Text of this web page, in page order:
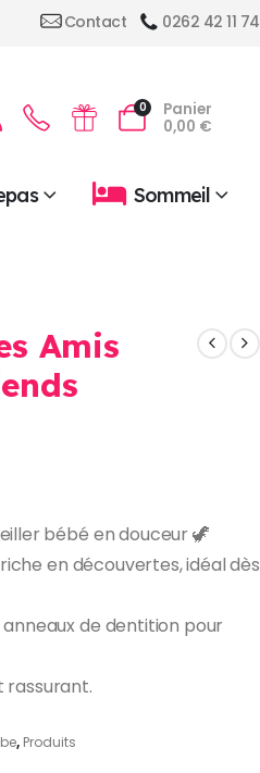
Contact 0262 42 11 74
0
Panier
0,00 €
Sommeil
Amis
bébé en douceur 🦖
en découvertes, idéal dès
de dentition pour
rassurant.
, Produits